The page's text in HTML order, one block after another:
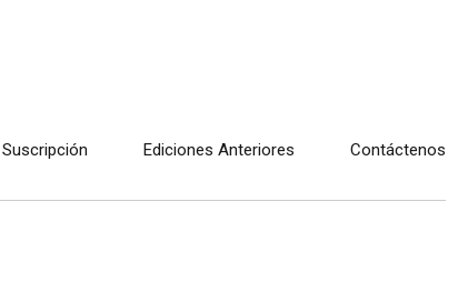
Suscripción Ediciones Anteriores Contáctenos